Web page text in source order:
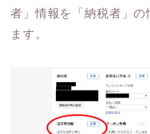
者」情報を「納税者」の
ます。